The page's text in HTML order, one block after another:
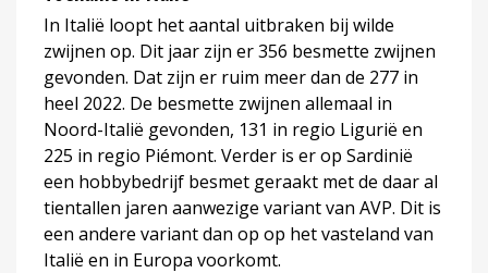
In Italië loopt het aantal uitbraken bij wilde
zwijnen op. Dit jaar zijn er 356 besmette zwijnen
gevonden. Dat zijn er ruim meer dan de 277 in
heel 2022. De besmette zwijnen allemaal in
Noord-Italië gevonden, 131 in regio Ligurië en
225 in regio Piémont. Verder is er op Sardinië
een hobbybedrijf besmet geraakt met de daar al
tientallen jaren aanwezige variant van AVP. Dit is
een andere variant dan op op het vasteland van
Italië en in Europa voorkomt.